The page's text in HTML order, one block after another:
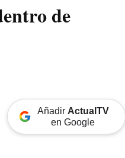
de
Añadir ActualTV
en Google